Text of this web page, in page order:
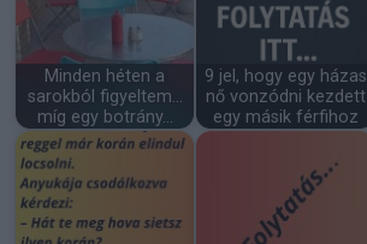
Minden héten a
sarokból figyeltem…
míg egy botrány…
9 jel, hogy egy házas
nő vonzódni kezdett
egy másik férfihoz